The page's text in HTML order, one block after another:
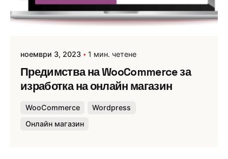
ноември 3, 2023 1 мин. четене
Предимства на WooCommerce за
изработка на онлайн магазин
WooCommerce
Wordpress
Онлайн магазин